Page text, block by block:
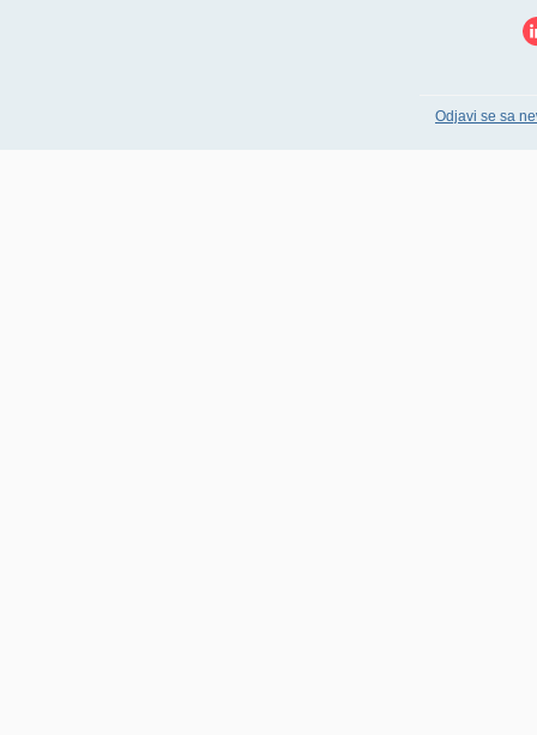
Odjavi se sa